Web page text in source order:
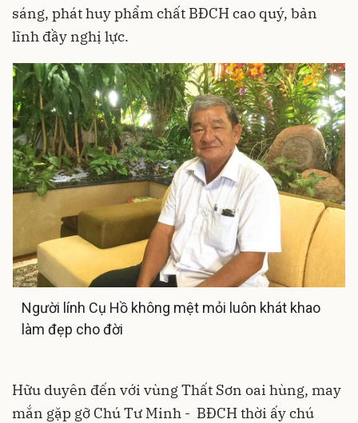
sáng, phát huy phẩm chất BĐCH cao quý, bản
lĩnh đầy nghị lực.
Người lính Cụ Hồ không mệt mỏi luôn khát khao
làm đẹp cho đời
Hữu duyên đến với vùng Thất Sơn oai hùng, may
mắn gặp gỡ Chú Tư Minh - BĐCH thời ấy chú